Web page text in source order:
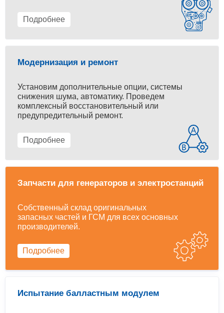
Подробнее
Модернизация и ремонт
Установим дополнительные опции, системы
снижения шума, автоматику. Проведем
комплексный восстановительный или
предупредительный ремонт.
Подробнее
Запчасти для генераторов и электростанций
Собственный склад оригинальных
запасных частей и ГСМ для всех основных
производителей.
Подробнее
Испытание балластным модулем